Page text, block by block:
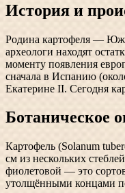
История и
Родина картофеля —
археологи находят
моменту появления
сначала в Испанию
Екатерине II. Сегодня
Ботаническое
Картофель (Solanum
см из нескольких
фиолетовой — это
утолщёнными концами